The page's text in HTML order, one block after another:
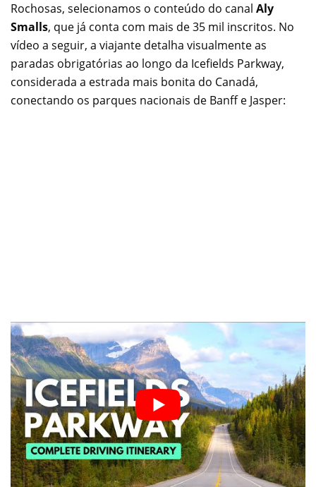
Rochosas, selecionamos o conteúdo do canal Aly
Smalls, que já conta com mais de 35 mil inscritos. No
vídeo a seguir, a viajante detalha visualmente as
paradas obrigatórias ao longo da Icefields Parkway,
considerada a estrada mais bonita do Canadá,
conectando os parques nacionais de Banff e Jasper: